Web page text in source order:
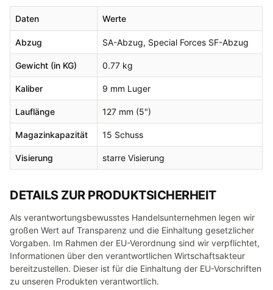
Daten Werte
Abzug SA-Abzug, Special Forces SF-Abzug
Gewicht (in KG) 0.77 kg
Kaliber 9 mm Luger
Lauflänge 127 mm (5")
Magazinkapazität 15 Schuss
Visierung starre Visierung
DETAILS ZUR PRODUKTSICHERHEIT
Als verantwortungsbewusstes Handelsunternehmen legen wir
großen Wert auf Transparenz und die Einhaltung gesetzlicher
Vorgaben. Im Rahmen der EU-Verordnung sind wir verpflichtet,
Informationen über den verantwortlichen Wirtschaftsakteur
bereitzustellen. Dieser ist für die Einhaltung der EU-Vorschriften
zu unseren Produkten verantwortlich.